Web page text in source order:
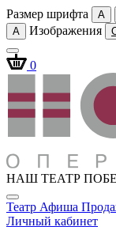
Размер шрифта A
A
Изображения
0
НАШ ТЕАТР
Театр Афиша
Личный кабинет